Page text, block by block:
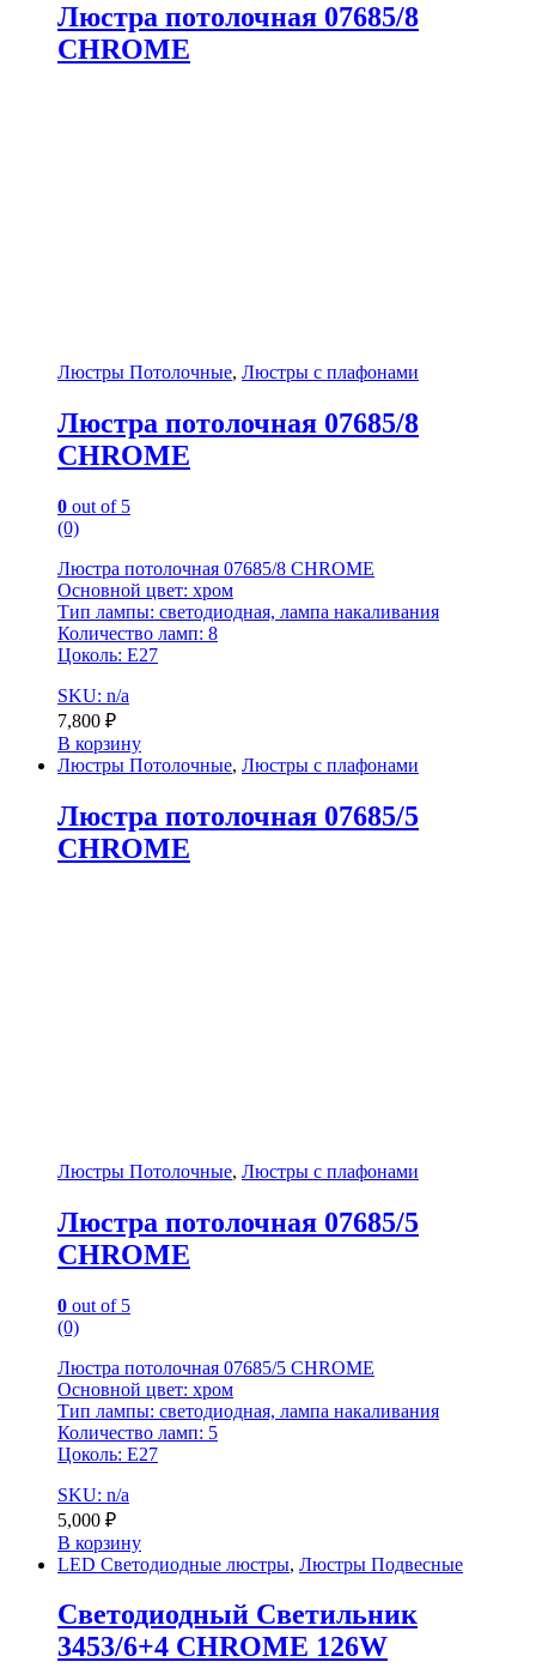
Люстра потолочная 07685/8
CHROME
Люстры Потолочные, Люстры с плафонами
Люстра потолочная 07685/8
CHROME
0 out of 5
(0)
Люстра потолочная 07685/8 CHROME
Основной цвет: хром
Тип лампы: светодиодная, лампа накаливания
Количество ламп: 8
Цоколь: E27
SKU: n/a
7,800 ₽
В корзину
Люстры Потолочные, Люстры с плафонами
Люстра потолочная 07685/5
CHROME
Люстры Потолочные, Люстры с плафонами
Люстра потолочная 07685/5
CHROME
0 out of 5
(0)
Люстра потолочная 07685/5 CHROME
Основной цвет: хром
Тип лампы: светодиодная, лампа накаливания
Количество ламп: 5
Цоколь: E27
SKU: n/a
5,000 ₽
В корзину
LED Светодиодные люстры, Люстры Подвесные
Светодиодный Светильник
3453/6+4 CHROME 126W